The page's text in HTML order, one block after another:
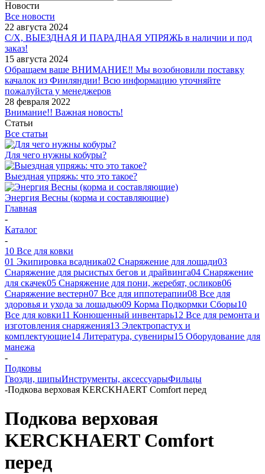
Новости
Все новости
22 августа 2024
С/Х, ВЫЕЗДНАЯ И ПАРАДНАЯ УПРЯЖЬ в наличии и под
заказ!
15 августа 2024
Обращаем ваше ВНИМАНИЕ‼ Мы возобновили поставку
качалок из Финляндии! Всю информацию уточняйте
пожалуйста у менеджеров
28 февраля 2022
Внимание!! Важная новость!
Статьи
Все статьи
Для чего нужны кобуры?
Выездная упряжь: что это такое?
Энергия Весны (корма и составляющие)
Главная
-
Каталог
-
10 Все для ковки
01 Экипировка всадника02 Снаряжение для лошади03
Снаряжение для рысистых бегов и драйвинга04 Снаряжение
для скачек05 Снаряжение для пони, жеребят, осликов06
Снаряжение вестерн07 Все для иппотерапии08 Все для
здоровья и ухода за лошадью09 Корма Подкормки Сборы10
Все для ковки11 Конюшенный инвентарь12 Все для ремонта и
изготовления снаряжения13 Электропастух и
комплектующие14 Литература, сувениры15 Оборудование для
манежа
-
Подковы
Гвозди, шипыИнструменты, аксессуарыФильцы
-Подкова верховая KERCKHAERT Comfort перед
Подкова верховая
KERCKHAERT Comfort
перед